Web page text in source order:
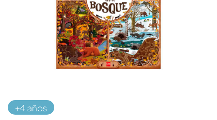
+4 años